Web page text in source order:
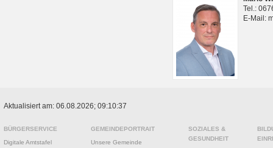
Tel.:
E-Mail:
Aktualisiert am: 06.08.2026; 09:10:37
BÜRGERSERVICE
Digitale Amtstafel
GEMEINDEPORTRAIT
Unsere Gemeinde
SOZIALES &
GESUNDHEIT